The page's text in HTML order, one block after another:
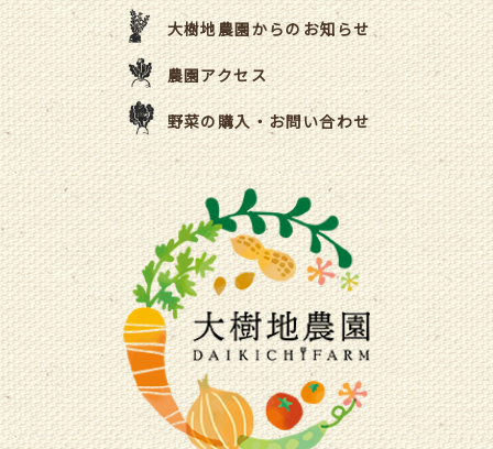
大樹地農園からのお知らせ
農園アクセス
野菜の購入・お問い合わせ